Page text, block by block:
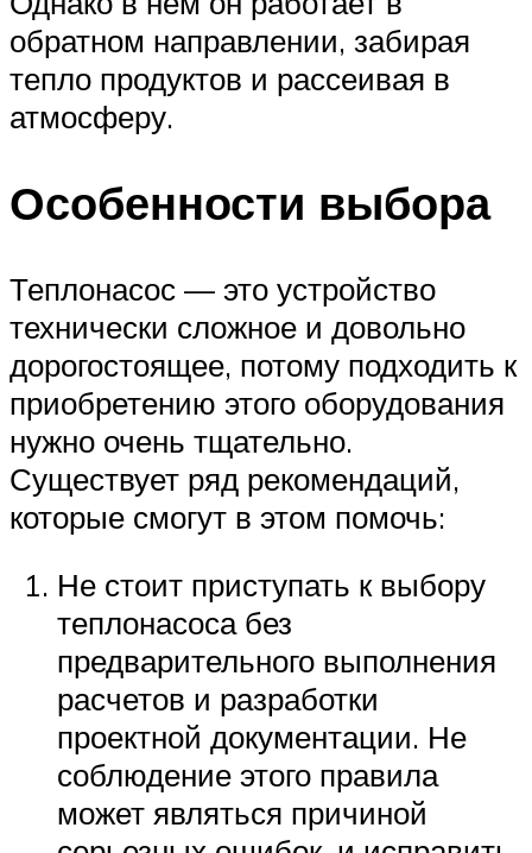
обратном направлении, забирая
тепло продуктов и рассеивая в
атмосферу.
Особенности выбора
Теплонасос — это устройство
технически сложное и довольно
дорогостоящее, потому подходить к
приобретению этого оборудования
нужно очень тщательно.
Существует ряд рекомендаций,
которые смогут в этом помочь:
Не стоит приступать к выбору
теплонасоса без
предварительного выполнения
расчетов и разработки
проектной документации. Не
соблюдение этого правила
может являться причиной